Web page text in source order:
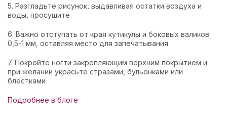
5. Разгладьте рисунок, выдавливая остатки воздуха и
воды, просушите
6. Важно отступать от края кутикулы и боковых валиков
0,5-1 мм, оставляя место для запечатывания
7. Покройте ногти закрепляющим верхним покрытием и
при желании украсьте стразами, бульонками или
блестками
Подробнее в блоге